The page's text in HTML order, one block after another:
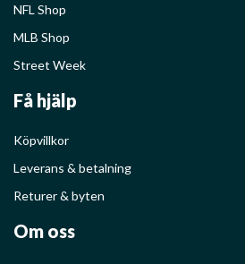
NFL Shop
MLB Shop
Street Week
Få hjälp
Köpvillkor
Leverans & betalning
Returer & byten
Om oss